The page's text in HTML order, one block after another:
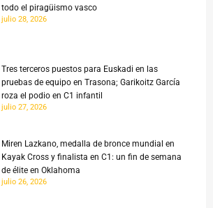
todo el piragüismo vasco
julio 28, 2026
Tres terceros puestos para Euskadi en las
pruebas de equipo en Trasona; Garikoitz García
roza el podio en C1 infantil
julio 27, 2026
Miren Lazkano, medalla de bronce mundial en
Kayak Cross y finalista en C1: un fin de semana
de élite en Oklahoma
julio 26, 2026